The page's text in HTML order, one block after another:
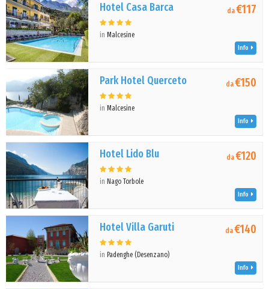
Hotel Casa Barca
in Malcesine
da€117
Info
Park Hotel Querceto
in Malcesine
da€150
Info
Hotel Lido Blu
in Nago Torbole
da€120
Info
Hotel Villa Garuti
in Padenghe (Desenzano)
da€140
Info